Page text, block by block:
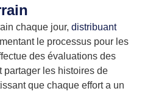
chaque jour, distribuant
le processus pour les
des évaluations des
partager les histoires de
que chaque effort a un